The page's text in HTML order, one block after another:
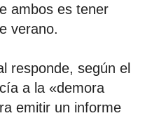
ambos es tener
verano.
responde, según el
a la «demora
emitir un informe